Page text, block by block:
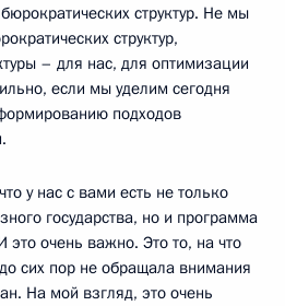
структур. Не мы
структур,
– для нас, для оптимизации
если мы уделим сегодня
подходов
у нас с вами есть не только
государства, но и программа
это очень важно. Это то, на что
сих пор не обращала внимания
На мой взгляд, это очень